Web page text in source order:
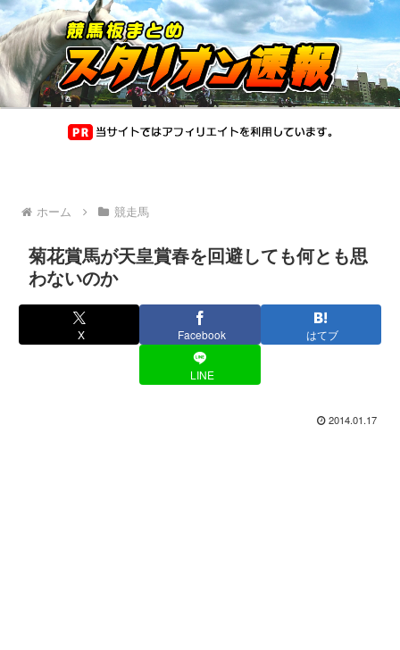
ホーム 競走馬
菊花賞馬が天皇賞春を回避しても何とも思
わないのか
X Facebook はてブ
LINE
2014.01.17